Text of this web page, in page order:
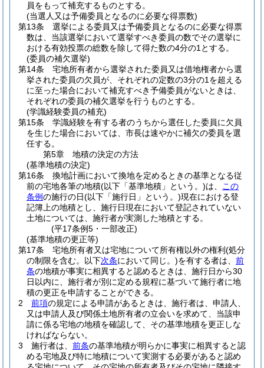
員をもって補充するものとする。
(当選人又は予備委員となるのに必要な得票数)
第13条
選挙による委員又は予備委員となるのに必要な得票
数は、当該選挙において選挙すべき委員の数でその選挙に
おける有効投票の総数を除して得た数の4分の1とする。
(委員の補欠選挙)
第14条
宅地所有者から選挙された委員又は借地権者から選
挙された委員の欠員が、それぞれの定数の3分の1を超える
に至った場合において補充すべき予備委員がないときは、
それぞれの委員の補欠選挙を行うものとする。
(学識経験委員の補充)
第15条
学識経験を有する者のうちから選任した委員に欠員
を生じた場合においては、市長は速やかに補欠の委員を選
任する。
第5章
地積の決定の方法
(基準地積の決定)
第16条
換地計画において換地を定めるときの基準となる従
前の宅地各筆の地積(以下「基準地積」という。)は、
この
条例の施行の日(以下「施行日」という。)現在における登
記簿上の地積とし、施行日現在において登記されていない
土地については、施行者が実測した地積とする。
(平17条例5・一部改正)
(基準地積の更正等)
第17条
宅地所有者又は宅地について所有権以外の権利 (処分
の制限を含む。以下次条において同じ。)を有する者は、 前
条の地積が事実に相異すると認めるときは、施行日から30
日以内に、施行者が別に定める規程に基づいて施行者に地
積の更正を申請することができる。
2
前項の規定による申請があるときは、施行者は、申請人、
又は申請人及び関係土地所有者の立会いを求めて、当該申
請に係る宅地の地積を確認して、その基準地積を更正しな
ければならない。
3
施行者は、 前条の基準地積が明らかに事実に相異すると認
める宅地及び特に地積について実測する必要があると認め